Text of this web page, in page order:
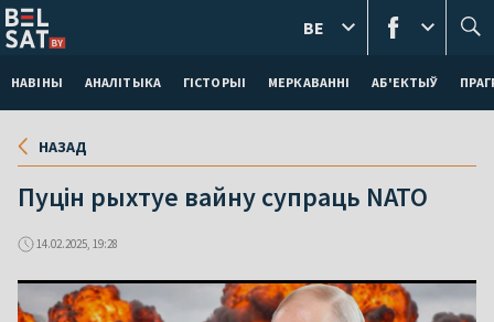
НАВІНЫ АНАЛІТЫКА ГІСТОРЫІ МЕРКАВАННI АБ'ЕКТЫЎ
BE
НАЗАД
Пуцін рыхтуе вайну супраць NATO
14.02.2025, 19:28